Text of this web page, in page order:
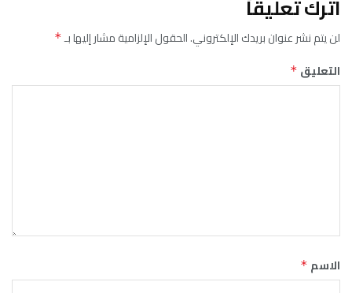
اترك تعليقاً
لن يتم نشر عنوان بريدك الإلكتروني.الحقول الإلزامية مشار إليها بـ*
التعليق *
الاسم *